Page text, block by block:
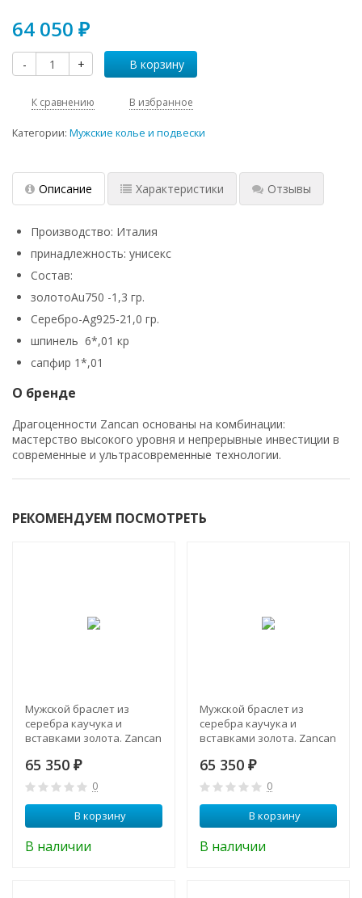
64 050 ₽
- + В корзину
К сравнению В избранное
Категории: Мужские колье и подвески
Описание Характеристики Отзывы
Производство: Италия
принадлежность: унисекс
Состав:
золотоAu750 -1,3 гр.
Серебро-Ag925-21,0 гр.
шпинель 6*,01 кр
сапфир 1*,01
О бренде
Драгоценности Zancan основаны на комбинации:
мастерство высокого уровня и непрерывные инвестиции в
современные и ультрасовременные технологии.
РЕКОМЕНДУЕМ ПОСМОТРЕТЬ
Мужской браслет из
серебра каучука и
вставками золота. Zancan
65 350 ₽
0
В корзину
В наличии
Мужской браслет из
серебра каучука и
вставками золота. Zancan
65 350 ₽
0
В корзину
В наличии